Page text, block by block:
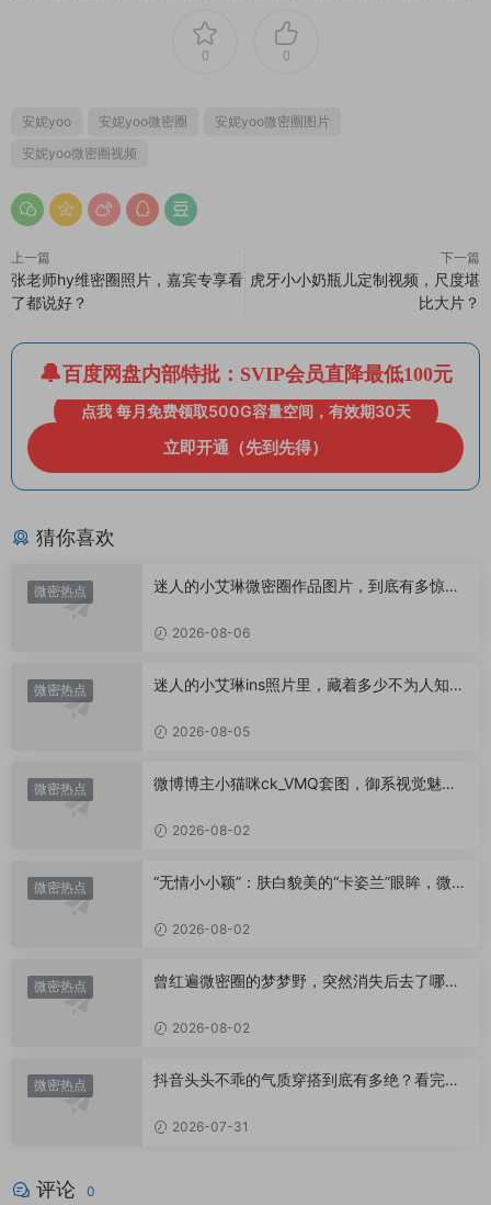
0 0
安妮yoo 安妮yoo微密圈
安妮yoo微密圈图片
安妮yoo微密圈视频
上一篇
张老师hy维密圈照片，嘉宾专享看
了都说好？
下一篇
虎牙小小奶瓶儿定制视频，尺度堪
比大片？
百度网盘内部特批：SVIP会员直降最低100元
点我 每月免费领取500G容量空间，有效期30天
立即开通（先到先得）
猜你喜欢
微密热点
迷人的小艾琳微密圈作品图片，到底有多惊
2026-08-06
微密热点
迷人的小艾琳ins照片里，藏着多少不为人知的
2026-08-05
微密热点
微博博主小猫咪ck_VMQ套图，御系视觉魅力
2026-08-02
微密热点
“无情小小颖”：肤白貌美的“卡姿兰”眼眸，微密
2026-08-02
微密热点
曾红遍微密圈的梦梦野，突然消失后去了哪
2026-08-02
微密热点
抖音头头不乖的气质穿搭到底有多绝？看完想
2026-07-31
评论 0